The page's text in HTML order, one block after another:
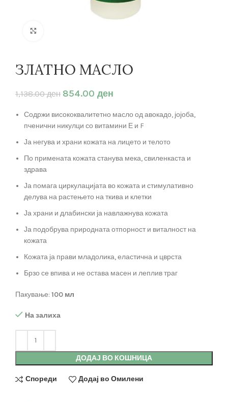
ЗЛАТНО МАСЛО
1,138.00ден 854.00 ден
Содржи висококвалитетно масло од авокадо, јојоба,
пченични никулци со витамини Е и F
Ја негува и храни кожата на лицето и телото
По примената кожата станува мека, свиленкаста и
здрава
Ја помага циркулацијата во кожата и стимулативно
делува на растењето на ткива и клетки
Ја храни и длабински ја навлажнува кожата
Ја подобрува природната отпорност и виталност на
кожата
Кожата ја прави младолика, еластична и цврста
Брзо се впива и не остава масен и леплив траг
Пакување: 100 мл
На залиха
ДОДАЈ ВО КОШНИЦА
Спореди Додај во Омилени